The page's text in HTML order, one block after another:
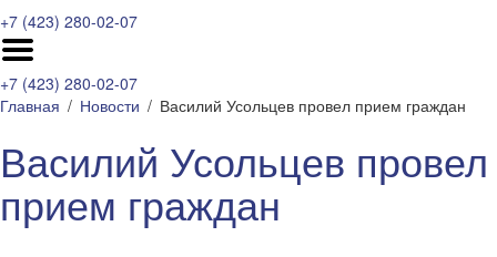
+7 (423) 280-02-07
+7 (423) 280-02-07
Главная
Новости Василий Усольцев провел прием граждан
Василий Усольцев провел
прием граждан